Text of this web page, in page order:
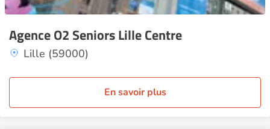
Agence O2 Seniors Lille Centre
Lille (59000)
En savoir plus